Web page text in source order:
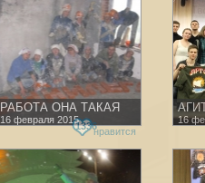
РАБОТА ОНА ТАКАЯ
16 февраля 2015
1336нравится
16